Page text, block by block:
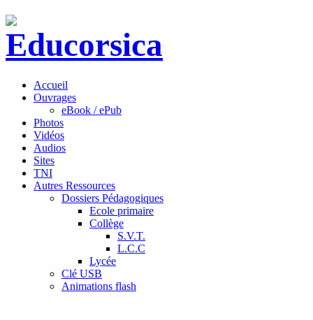
Accueil
Ouvrages
eBook / ePub
Photos
Vidéos
Audios
Sites
TNI
Autres Ressources
Dossiers Pédagogiques
Ecole primaire
Collège
S.V.T.
L.C.C
Lycée
Clé USB
Animations flash